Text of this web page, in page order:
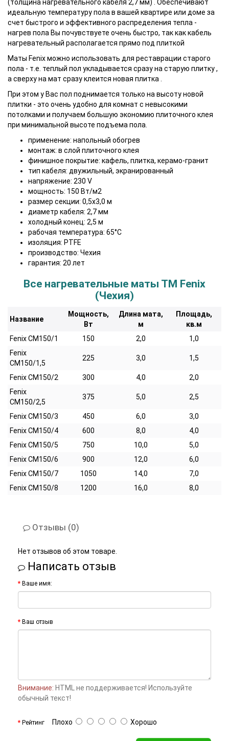
(толщина нагревательного кабеля 2,7 мм) . Обеспечивают
идеальную температуру пола в вашей квартире или доме за
счет быстрого и эффективного распределения тепла -
нагрев пола Вы почувствуете очень быстро, так как кабель
нагревательный располагается прямо под плиткой
Маты Fenix можно использовать для реставрации старого
пола - т.е. теплый пол укладывается сразу на старую плитку ,
а сверху на мат сразу клеится новая плитка .
При этом у Вас пол поднимается только на высоту новой
плитки - это очень удобно для комнат с невысокими
потолками и получаем большую экономию плиточного клея
при минимальной высоте подъема пола.
применение: напольный обогрев
монтаж: в слой плиточного клея
финишное покрытие: кафель, плитка, керамо-гранит
тип кабеля: двужильный, экранированный
напряжение: 230 V
мощность: 150 Вт/м2
размер секции: 0,5х3,0 м
диаметр кабеля: 2,7 мм
холодный конец: 2,5 м
рабочая температура: 65°С
изоляция: PTFE
производство: Чехия
гарантия: 20 лет
Все нагревательные маты ТМ Fenix
(Чехия)
Название
Мощность,
Вт
Длина мата,
м
Площадь,
кв.м
Fenix CM150/1
150 2,0
1,0
Fenix
CM150/1,5
225 3,0 1,5
Fenix CM150/2 300 4,0
2,0
Fenix
CM150/2,5
375 5,0 2,5
Fenix CM150/3 450 6,0
3,0
Fenix CM150/4
600 8,0
4,0
Fenix CM150/5
750 10,0
5,0
Fenix CM150/6
900 12,0
6,0
Fenix CM150/7
1050 14,0
7,0
Fenix CM150/8
1200 16,0 8,0
Отзывы (0)
Нет отзывов об этом товаре.
Написать отзыв
Ваше имя:
Ваш отзыв
Внимание: HTML не поддерживается! Используйте
обычный текст!
Рейтинг Плохо Хорошо